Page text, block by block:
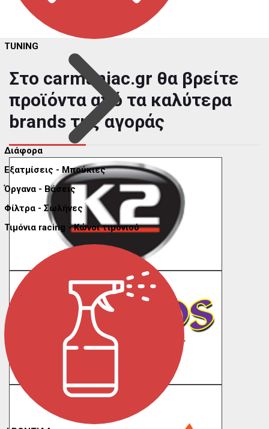
TUNING
Διάφορα
Εξατμίσεις - Μπούκιες
Όργανα - Βάσεις
Φίλτρα - Σωλήνες
Τιμόνια racing - Κώνοι τιμονιού
Στο carmaniac.gr θα βρείτε
προϊόντα από τα καλύτερα
brands της αγοράς